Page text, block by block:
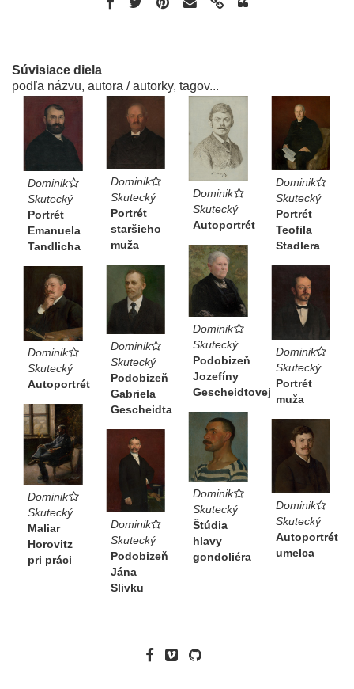
Súvisiace diela
podľa názvu, autora / autorky, tagov...
Dominik
Skutecký
Portrét
Emanuela
Tandlicha
Dominik
Skutecký
Portrét
staršieho
muža
Dominik
Skutecký
Autoportrét
Dominik
Skutecký
Portrét
Teofila
Stadlera
Dominik
Skutecký
Podobizeň
Jozefíny
Gescheidtovej
Dominik
Skutecký
Podobizeň
Gabriela
Gescheidta
Dominik
Skutecký
Portrét
muža
Dominik
Skutecký
Autoportrét
Dominik
Skutecký
Maliar
Horovitz
pri práci
Dominik
Skutecký
Štúdia
hlavy
gondoliéra
Dominik
Skutecký
Autoportrét
umelca
Dominik
Skutecký
Podobizeň
Jána
Slivku